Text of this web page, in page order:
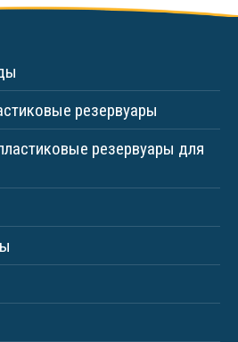
резервуары
резервуары для